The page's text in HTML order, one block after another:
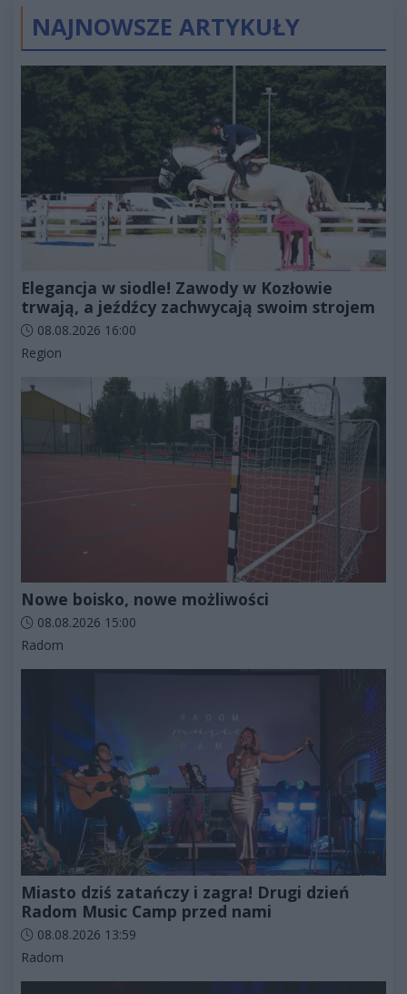
NAJNOWSZE ARTYKUŁY
Elegancja w siodle! Zawody w Kozłowie
trwają, a jeźdźcy zachwycają swoim strojem
Data dodania artykułu:
08.08.2026 16:00
Kategorie artykułu:
Region
Nowe boisko, nowe możliwości
Data dodania artykułu:
08.08.2026 15:00
Kategorie artykułu:
Radom
Miasto dziś zatańczy i zagra! Drugi dzień
Radom Music Camp przed nami
Data dodania artykułu:
08.08.2026 13:59
Kategorie artykułu:
Radom